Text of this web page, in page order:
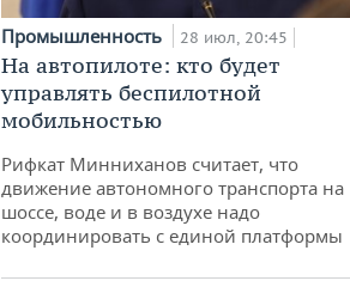
Промышленность 28 июл, 20:45
На автопилоте: кто будет
управлять беспилотной
мобильностью
Рифкат Минниханов считает, что
движение автономного транспорта на
шоссе, воде и в воздухе надо
координировать с единой платформы